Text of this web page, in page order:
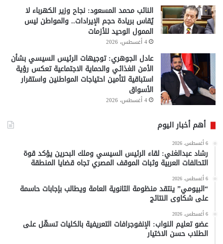
النائب محمد المسعود: نجاح وزير الكهرباء لا
يُقاس بريادة حجم الإيرادات.. والمواطن ليس
الممول الوحيد للأزمات
4 أغسطس، 2026
عادل الجوهري: توجيهات الرئيس السيسي بشأن
الأمن الغذائي والحماية الاجتماعية تعكس رؤية
استباقية لتأمين احتياجات المواطنين واستقرار
الأسواق
4 أغسطس، 2026
أهم أخبار اليوم
6 أغسطس، 2026
رشاد عبدالغني: لقاء الرئيس السيسي وملك البحرين يؤكد قوة
التحالفات العربية وثبات الموقف المصري تجاه قضايا المنطقة
6 أغسطس، 2026
“البيومي” ينتقد منظومة الثانوية العامة ويطالب بإجابات حاسمة
على شكاوى النتائج
6 أغسطس، 2026
عضو تعليم النواب: الإنفوجرافات التعريفية بالكليات تسهّل على
الطلاب حسن الاختيار